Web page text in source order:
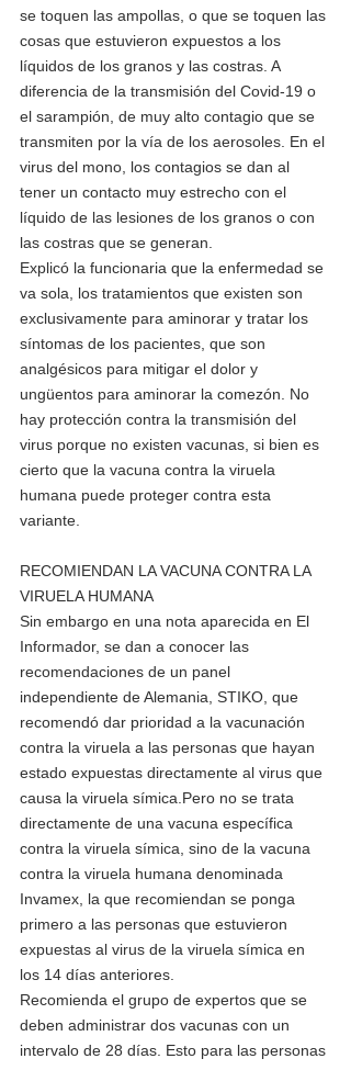
se toquen las ampollas, o que se toquen las
cosas que estuvieron expuestos a los
líquidos de los granos y las costras. A
diferencia de la transmisión del Covid-19 o
el sarampión, de muy alto contagio que se
transmiten por la vía de los aerosoles. En el
virus del mono, los contagios se dan al
tener un contacto muy estrecho con el
líquido de las lesiones de los granos o con
las costras que se generan.
Explicó la funcionaria que la enfermedad se
va sola, los tratamientos que existen son
exclusivamente para aminorar y tratar los
síntomas de los pacientes, que son
analgésicos para mitigar el dolor y
ungüentos para aminorar la comezón. No
hay protección contra la transmisión del
virus porque no existen vacunas, si bien es
cierto que la vacuna contra la viruela
humana puede proteger contra esta
variante.
RECOMIENDAN LA VACUNA CONTRA LA
VIRUELA HUMANA
Sin embargo en una nota aparecida en El
Informador, se dan a conocer las
recomendaciones de un panel
independiente de Alemania, STIKO, que
recomendó dar prioridad a la vacunación
contra la viruela a las personas que hayan
estado expuestas directamente al virus que
causa la viruela símica.Pero no se trata
directamente de una vacuna específica
contra la viruela símica, sino de la vacuna
contra la viruela humana denominada
Invamex, la que recomiendan se ponga
primero a las personas que estuvieron
expuestas al virus de la viruela símica en
los 14 días anteriores.
Recomienda el grupo de expertos que se
deben administrar dos vacunas con un
intervalo de 28 días. Esto para las personas